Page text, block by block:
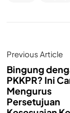
Previous Article
Bingung
PKKPR? Ini
Mengurus
Persetujuan